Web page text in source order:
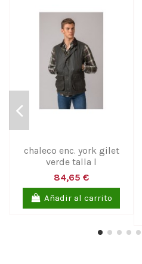
chaleco enc. york gilet
verde talla l
84,65 €
Añadir al carrito